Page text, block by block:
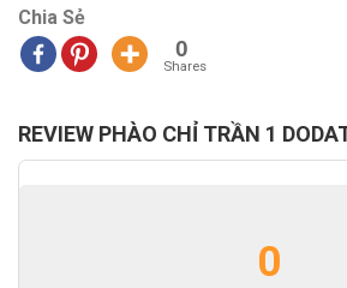
Chia Sẻ
0
Shares
REVIEW PHÀO CHỈ TRẦN 1
0